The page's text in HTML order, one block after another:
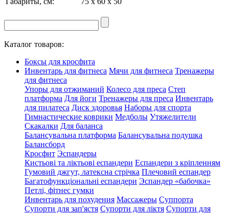
Каталог товаров:
Боксы для кросфита
Инвентарь для фитнеса Мячи для фитнеса Тренажеры
для фитнеса
Упоры для отжиманий Колесо для преса Степ
платформа Для йоги Тренажеры для преса Инвентарь
для пилатеса Диск здоровья Наборы для спорта
Гимнастические коврики Медболы Утяжелители
Скакалки Для баланса
Балансувальна платформа Балансувальна подушка
Балансборд
Кросфит Эспандеры
Кистьові та ліктьові еспандери Еспандери з кріпленням
Гумовий джгут, латексна стрічка Плечовий еспандер
Багатофункціональні еспандери Эспандер «бабочка»
Петлі, фітнес гумки
Инвентарь для похудения Массажеры Суппорта
Супорти для зап'ястя Супорти для ліктя Супорти для